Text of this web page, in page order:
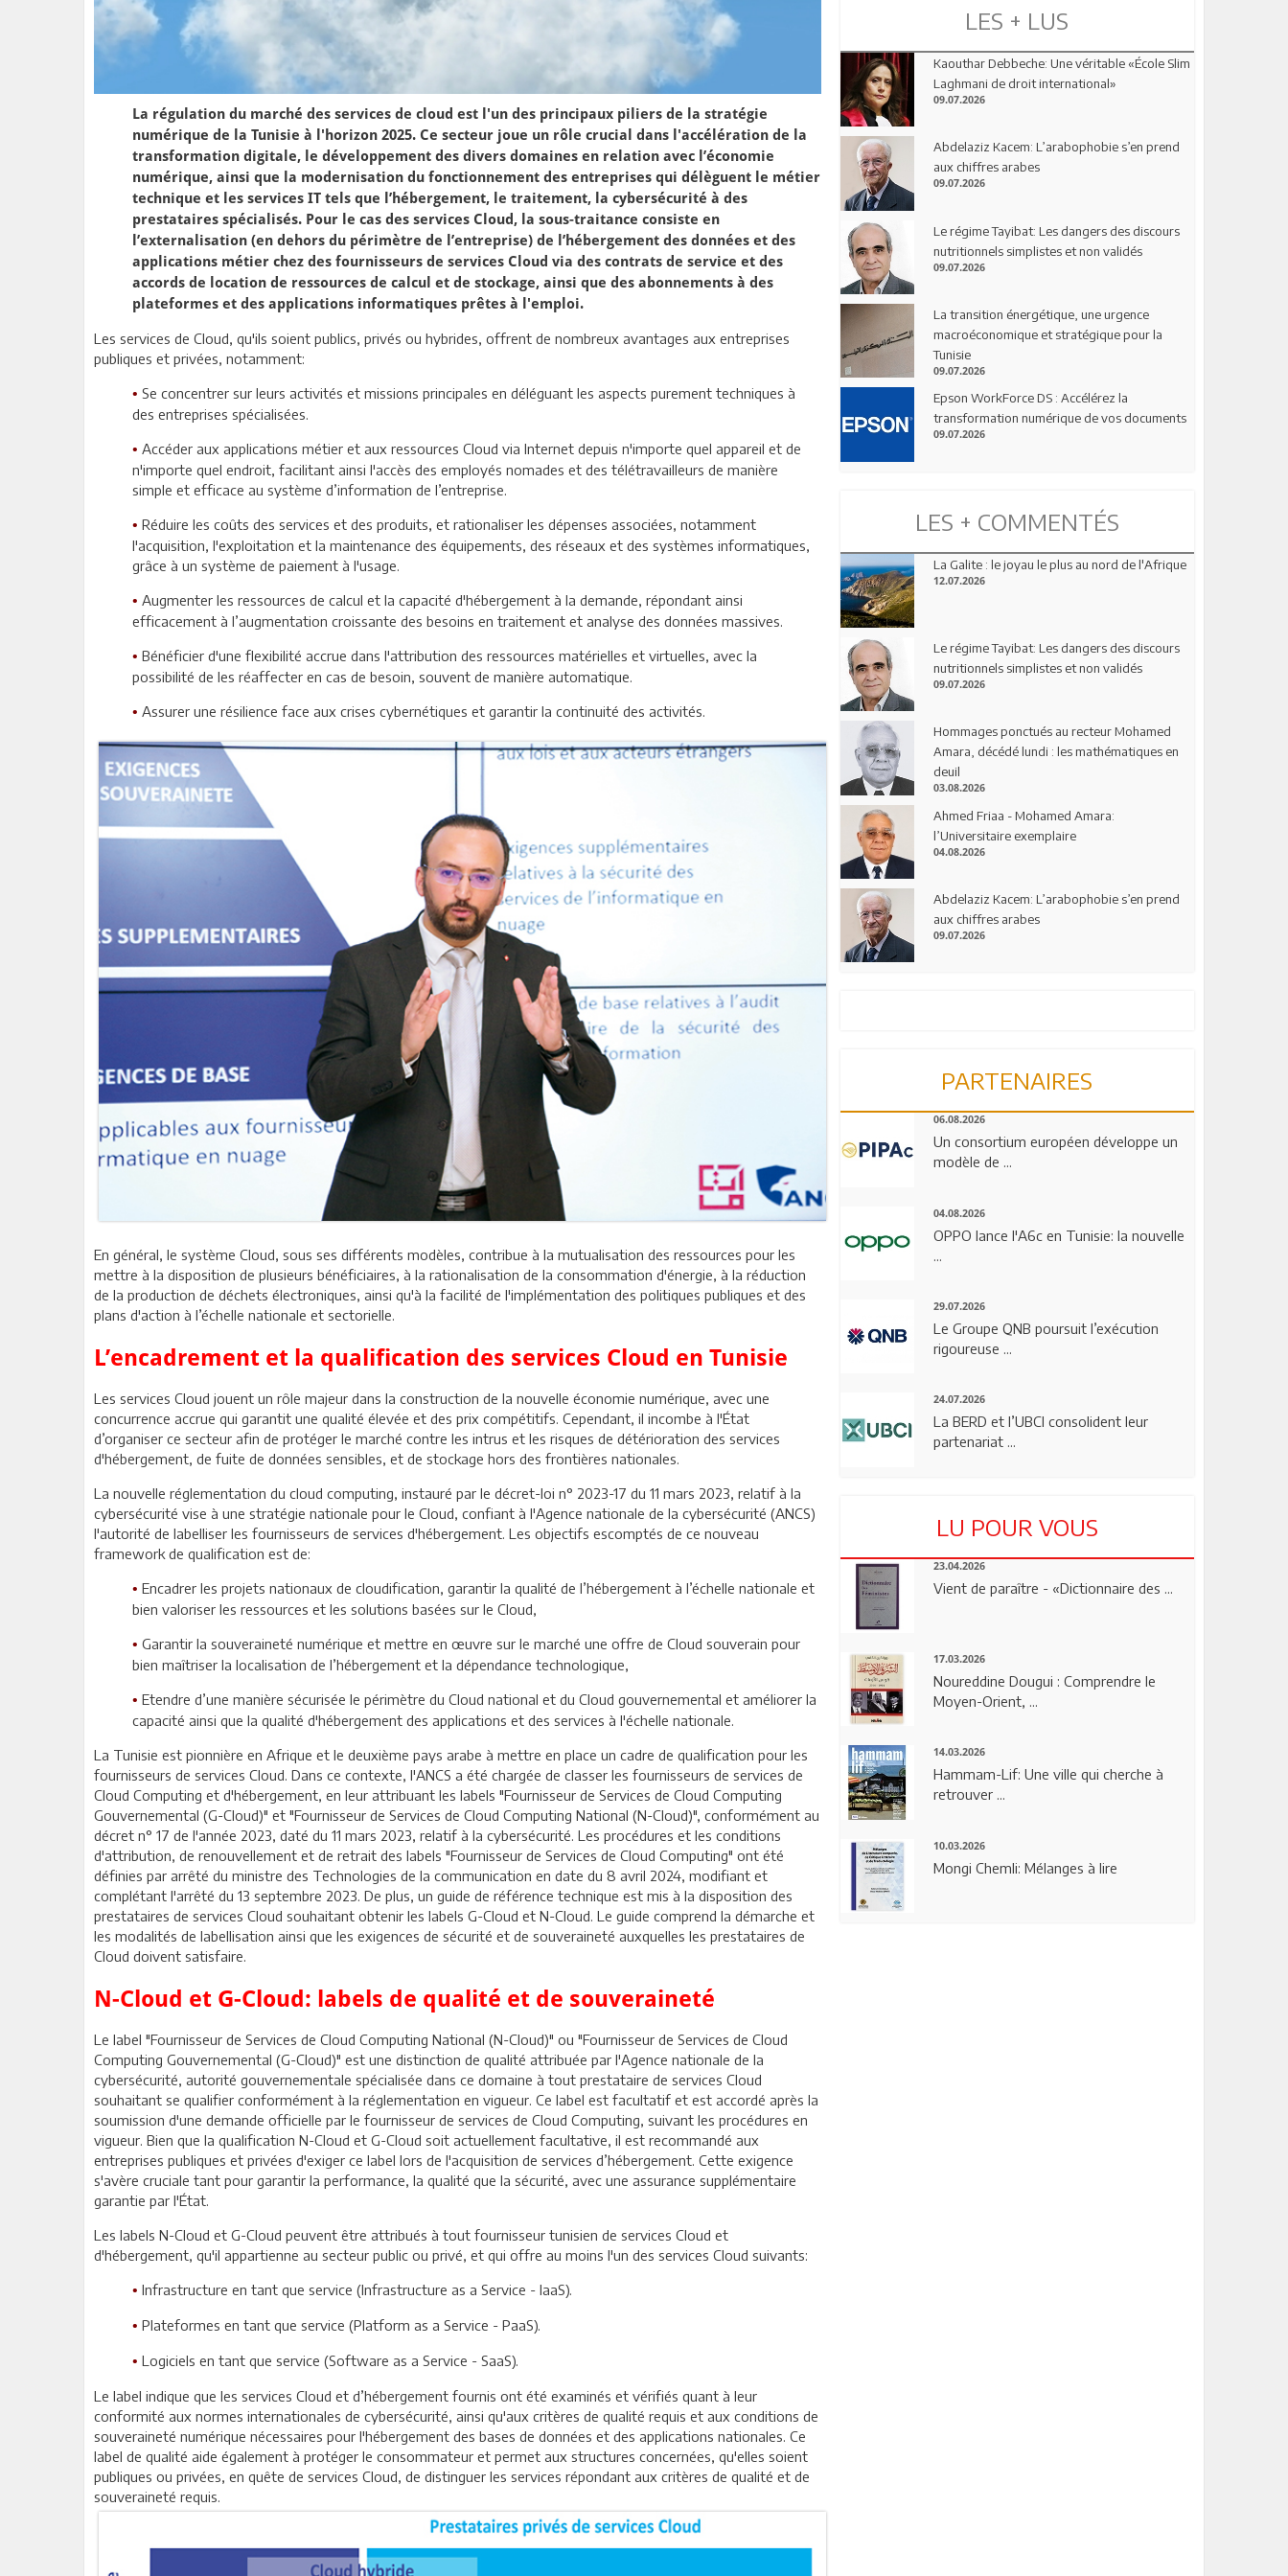
La régulation du marché des services de cloud est l'un des principaux piliers de la stratégie
numérique de la Tunisie à l'horizon 2025. Ce secteur joue un rôle crucial dans l'accélération de la
transformation digitale, le développement des divers domaines en relation avec l’économie
numérique, ainsi que la modernisation du fonctionnement des entreprises qui délèguent le métier
technique et les services IT tels que l’hébergement, le traitement, la cybersécurité à des
prestataires spécialisés. Pour le cas des services Cloud, la sous-traitance consiste en
l’externalisation (en dehors du périmètre de l’entreprise) de l’hébergement des données et des
applications métier chez des fournisseurs de services Cloud via des contrats de service et des
accords de location de ressources de calcul et de stockage, ainsi que des abonnements à des
plateformes et des applications informatiques prêtes à l'emploi.
Les services de Cloud, qu'ils soient publics, privés ou hybrides, offrent de nombreux avantages aux entreprises
publiques et privées, notamment:
• Se concentrer sur leurs activités et missions principales en déléguant les aspects purement techniques à
des entreprises spécialisées.
• Accéder aux applications métier et aux ressources Cloud via Internet depuis n'importe quel appareil et de
n'importe quel endroit, facilitant ainsi l'accès des employés nomades et des télétravailleurs de manière
simple et efficace au système d’information de l’entreprise.
• Réduire les coûts des services et des produits, et rationaliser les dépenses associées, notamment
l'acquisition, l'exploitation et la maintenance des équipements, des réseaux et des systèmes informatiques,
grâce à un système de paiement à l'usage.
• Augmenter les ressources de calcul et la capacité d'hébergement à la demande, répondant ainsi
efficacement à l’augmentation croissante des besoins en traitement et analyse des données massives.
• Bénéficier d'une flexibilité accrue dans l'attribution des ressources matérielles et virtuelles, avec la
possibilité de les réaffecter en cas de besoin, souvent de manière automatique.
• Assurer une résilience face aux crises cybernétiques et garantir la continuité des activités.
En général, le système Cloud, sous ses différents modèles, contribue à la mutualisation des ressources pour les
mettre à la disposition de plusieurs bénéficiaires, à la rationalisation de la consommation d'énergie, à la réduction
de la production de déchets électroniques, ainsi qu'à la facilité de l'implémentation des politiques publiques et des
plans d'action à l’échelle nationale et sectorielle.
L’encadrement et la qualification des services Cloud en Tunisie
Les services Cloud jouent un rôle majeur dans la construction de la nouvelle économie numérique, avec une
concurrence accrue qui garantit une qualité élevée et des prix compétitifs. Cependant, il incombe à l'État
d’organiser ce secteur afin de protéger le marché contre les intrus et les risques de détérioration des services
d'hébergement, de fuite de données sensibles, et de stockage hors des frontières nationales.
La nouvelle réglementation du cloud computing, instauré par le décret-loi n° 2023-17 du 11 mars 2023, relatif à la
cybersécurité vise à une stratégie nationale pour le Cloud, confiant à l'Agence nationale de la cybersécurité (ANCS)
l'autorité de labelliser les fournisseurs de services d'hébergement. Les objectifs escomptés de ce nouveau
framework de qualification est de:
• Encadrer les projets nationaux de cloudification, garantir la qualité de l’hébergement à l’échelle nationale et
bien valoriser les ressources et les solutions basées sur le Cloud,
• Garantir la souveraineté numérique et mettre en œuvre sur le marché une offre de Cloud souverain pour
bien maîtriser la localisation de l’hébergement et la dépendance technologique,
• Etendre d’une manière sécurisée le périmètre du Cloud national et du Cloud gouvernemental et améliorer la
capacité ainsi que la qualité d'hébergement des applications et des services à l'échelle nationale.
La Tunisie est pionnière en Afrique et le deuxième pays arabe à mettre en place un cadre de qualification pour les
fournisseurs de services Cloud. Dans ce contexte, l'ANCS a été chargée de classer les fournisseurs de services de
Cloud Computing et d'hébergement, en leur attribuant les labels "Fournisseur de Services de Cloud Computing
Gouvernemental (G-Cloud)" et "Fournisseur de Services de Cloud Computing National (N-Cloud)", conformément au
décret n° 17 de l'année 2023, daté du 11 mars 2023, relatif à la cybersécurité. Les procédures et les conditions
d'attribution, de renouvellement et de retrait des labels "Fournisseur de Services de Cloud Computing" ont été
définies par arrêté du ministre des Technologies de la communication en date du 8 avril 2024, modifiant et
complétant l'arrêté du 13 septembre 2023. De plus, un guide de référence technique est mis à la disposition des
prestataires de services Cloud souhaitant obtenir les labels G-Cloud et N-Cloud. Le guide comprend la démarche et
les modalités de labellisation ainsi que les exigences de sécurité et de souveraineté auxquelles les prestataires de
Cloud doivent satisfaire.
N-Cloud et G-Cloud: labels de qualité et de souveraineté
Le label "Fournisseur de Services de Cloud Computing National (N-Cloud)" ou "Fournisseur de Services de Cloud
Computing Gouvernemental (G-Cloud)" est une distinction de qualité attribuée par l'Agence nationale de la
cybersécurité, autorité gouvernementale spécialisée dans ce domaine à tout prestataire de services Cloud
souhaitant se qualifier conformément à la réglementation en vigueur. Ce label est facultatif et est accordé après la
soumission d'une demande officielle par le fournisseur de services de Cloud Computing, suivant les procédures en
vigueur. Bien que la qualification N-Cloud et G-Cloud soit actuellement facultative, il est recommandé aux
entreprises publiques et privées d'exiger ce label lors de l'acquisition de services d’hébergement. Cette exigence
s'avère cruciale tant pour garantir la performance, la qualité que la sécurité, avec une assurance supplémentaire
garantie par l'État.
Les labels N-Cloud et G-Cloud peuvent être attribués à tout fournisseur tunisien de services Cloud et
d'hébergement, qu'il appartienne au secteur public ou privé, et qui offre au moins l'un des services Cloud suivants:
• Infrastructure en tant que service (Infrastructure as a Service - IaaS).
• Plateformes en tant que service (Platform as a Service - PaaS).
• Logiciels en tant que service (Software as a Service - SaaS).
Le label indique que les services Cloud et d’hébergement fournis ont été examinés et vérifiés quant à leur
conformité aux normes internationales de cybersécurité, ainsi qu'aux critères de qualité requis et aux conditions de
souveraineté numérique nécessaires pour l'hébergement des bases de données et des applications nationales. Ce
label de qualité aide également à protéger le consommateur et permet aux structures concernées, qu'elles soient
publiques ou privées, en quête de services Cloud, de distinguer les services répondant aux critères de qualité et de
souveraineté requis.
LES + LUS
Kaouthar Debbeche: Une véritable «École Slim
Laghmani de droit international»
09.07.2026
Abdelaziz Kacem: L’arabophobie s’en prend
aux chiffres arabes
09.07.2026
Le régime Tayibat: Les dangers des discours
nutritionnels simplistes et non validés
09.07.2026
La transition énergétique, une urgence
macroéconomique et stratégique pour la
Tunisie
09.07.2026
Epson WorkForce DS : Accélérez la
transformation numérique de vos documents
09.07.2026
LES + COMMENTÉS
La Galite : le joyau le plus au nord de l'Afrique
12.07.2026
Le régime Tayibat: Les dangers des discours
nutritionnels simplistes et non validés
09.07.2026
Hommages ponctués au recteur Mohamed
Amara, décédé lundi : les mathématiques en
deuil
03.08.2026
Ahmed Friaa - Mohamed Amara:
l’Universitaire exemplaire
04.08.2026
Abdelaziz Kacem: L’arabophobie s’en prend
aux chiffres arabes
09.07.2026
PARTENAIRES
06.08.2026
Un consortium européen développe un
modèle de ...
04.08.2026
OPPO lance l'A6c en Tunisie: la nouvelle
...
29.07.2026
Le Groupe QNB poursuit l’exécution
rigoureuse ...
24.07.2026
La BERD et l’UBCI consolident leur
partenariat ...
LU POUR VOUS
23.04.2026
Vient de paraître - «Dictionnaire des ...
17.03.2026
Noureddine Dougui : Comprendre le
Moyen-Orient, ...
14.03.2026
Hammam-Lif: Une ville qui cherche à
retrouver ...
10.03.2026
Mongi Chemli: Mélanges à lire